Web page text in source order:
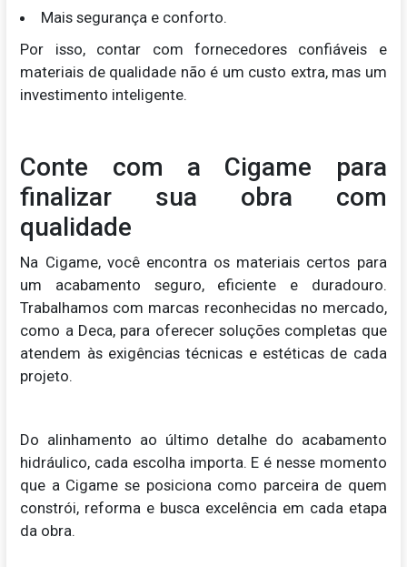
Mais segurança e conforto.
Por isso, contar com fornecedores confiáveis e
materiais de qualidade não é um custo extra, mas um
investimento inteligente.
Conte com a Cigame para
finalizar sua obra com
qualidade
Na Cigame, você encontra os materiais certos para
um acabamento seguro, eficiente e duradouro.
Trabalhamos com marcas reconhecidas no mercado,
como a Deca, para oferecer soluções completas que
atendem às exigências técnicas e estéticas de cada
projeto.
Do alinhamento ao último detalhe do acabamento
hidráulico, cada escolha importa. E é nesse momento
que a Cigame se posiciona como parceira de quem
constrói, reforma e busca excelência em cada etapa
da obra.